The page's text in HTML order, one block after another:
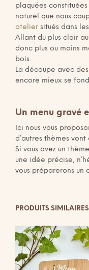
plaquées
naturel que nous
atelier situés dans
Allant du plus clair
donc plus ou moins
bois.
La découpe avec
encore mieux se
Un menu gravé
Ici nous vous
d’autres thèmes
Si vous avez un
une idée précise,
vous préparerons un
PRODUITS SIMILAIRES